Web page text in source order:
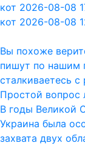
кот 2026-08-08
кот 2026-08-08
Вы похоже
пишут по нашим
сталкиваетесь
Простой вопрос
В годы Великой
Украина была
захвата двух